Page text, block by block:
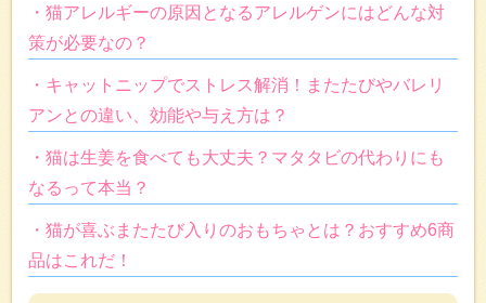
・猫アレルギーの原因となるアレルゲンにはどんな対
策が必要なの？
・キャットニップでストレス解消！またたびやバレリ
アンとの違い、効能や与え方は？
・猫は生姜を食べても大丈夫？マタタビの代わりにも
なるって本当？
・猫が喜ぶまたたび入りのおもちゃとは？おすすめ6商
品はこれだ！